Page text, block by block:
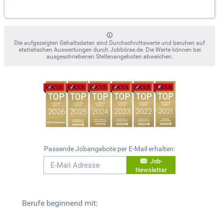
Die aufgezeigten Gehaltsdaten sind Durchschnittswerte und beruhen auf
statistischen Auswertungen durch Jobbörse.de. Die Werte können bei
ausgeschriebenen Stellenangeboten abweichen.
Passende Jobangebote per E-Mail erhalten:
Job-
Newsletter
Berufe beginnend mit: